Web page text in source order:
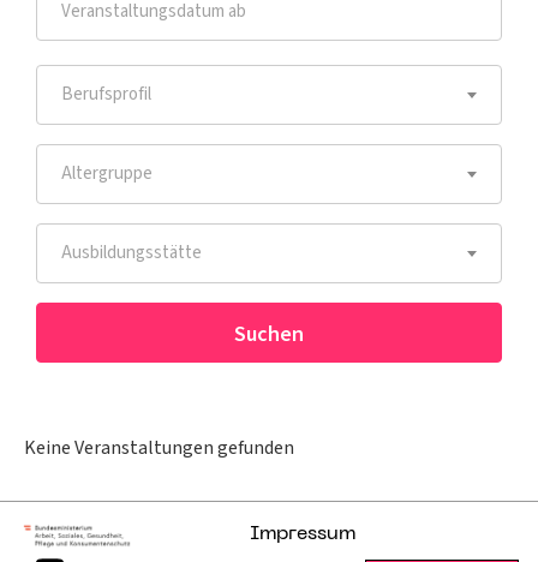
Berufsprofil
Altergruppe
Ausbildungsstätte
Keine Veranstaltungen gefunden
Impressum